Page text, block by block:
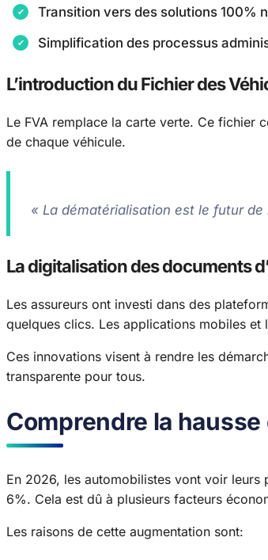
Transition vers des solutions 100%
Simplification des processus
L’introduction du Fichier des
Le FVA remplace la carte verte. Ce fichier
de chaque véhicule.
« La dématérialisation est le futur
La digitalisation des documents
Les assureurs ont investi dans des
quelques clics. Les applications mobiles
Ces innovations visent à rendre les
transparente pour tous.
Comprendre la
En 2026, les automobilistes vont voir leurs
6%. Cela est dû à plusieurs facteurs
Les raisons de cette augmentation sont: